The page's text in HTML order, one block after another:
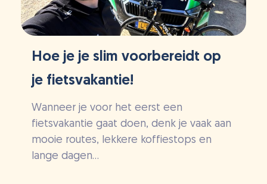
Hoe je je slim voorbereidt op
je fietsvakantie!
Wanneer je voor het eerst een
fietsvakantie gaat doen, denk je vaak aan
mooie routes, lekkere koffiestops en
lange dagen...